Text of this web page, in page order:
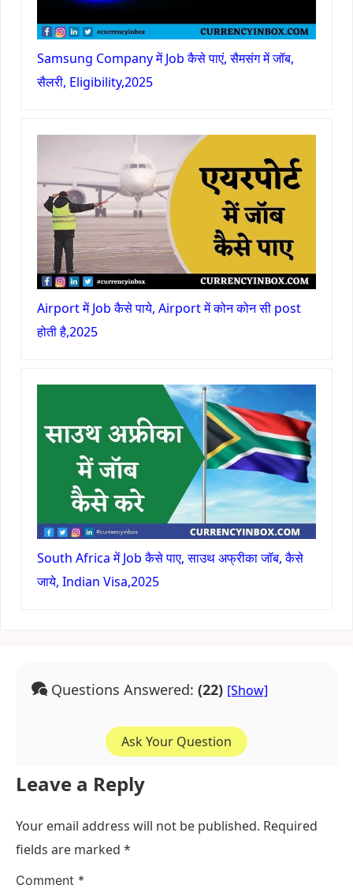
Samsung Company में Job कैसे पाएं, सैमसंग में जॉब,
सैलरी, Eligibility,2025
Airport में Job कैसे पाये, Airport में कोन कोन सी post
होती है,2025
South Africa में Job कैसे पाए, साउथ अफ्रीका जॉब, कैसे
जाये, Indian Visa,2025
Questions Answered: (22)
Ask Your Question
Leave a Reply
Your email address will not be published. Required
fields are marked *
Comment *